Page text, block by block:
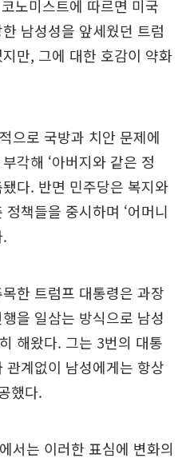
노미스트에 따르면 미국
남성성을 앞세웠던 트럼
만, 그에 대한 호감이 약화
으로 국방과 치안 문제에
각해 ‘아버지와 같은 정
다. 반면 민주당은 복지와
책들을 중시하며 ‘어머니
한 트럼프 대통령은 과장
을 일삼는 방식으로 남성
해왔다. 그는 3번의 대통
계없이 남성에게는 항상
했다.
서는 이러한 표심에 변화의